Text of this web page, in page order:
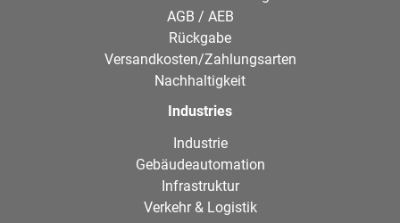
AGB / AEB
Rückgabe
Versandkosten/Zahlungsarten
Nachhaltigkeit
Industries
Industrie
Gebäudeautomation
Infrastruktur
Verkehr & Logistik